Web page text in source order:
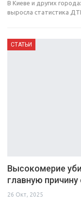
В Киеве и других
выросла статистика
СТАТЬИ
Высокомерие
главную
26 Окт, 2025